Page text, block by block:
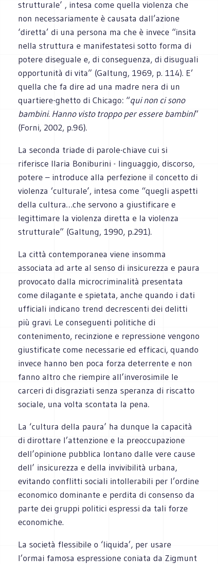
strutturale’ , intesa come quella violenza che
non necessariamente è causata dall’azione
‘diretta’ di una persona ma che è invece “insita
nella struttura e manifestatesi sotto forma di
potere diseguale e, di conseguenza, di disuguali
opportunità di vita” (Galtung, 1969, p. 114). E’
quella che fa dire ad una madre nera di un
quartiere-ghetto di Chicago: “qui non ci sono
bambini. Hanno visto troppo per essere bambini”
(Forni, 2002, p.96).
La seconda triade di parole-chiave cui si
riferisce Ilaria Boniburini - linguaggio, discorso,
potere – introduce alla perfezione il concetto di
violenza ‘culturale’, intesa come “quegli aspetti
della cultura…che servono a giustificare e
legittimare la violenza diretta e la violenza
strutturale” (Galtung, 1990, p.291).
La città contemporanea viene insomma
associata ad arte al senso di insicurezza e paura
provocato dalla microcriminalità presentata
come dilagante e spietata, anche quando i dati
ufficiali indicano trend decrescenti dei delitti
più gravi. Le conseguenti politiche di
contenimento, recinzione e repressione vengono
giustificate come necessarie ed efficaci, quando
invece hanno ben poca forza deterrente e non
fanno altro che riempire all’inverosimile le
carceri di disgraziati senza speranza di riscatto
sociale, una volta scontata la pena.
La ‘cultura della paura’ ha dunque la capacità
di dirottare l’attenzione e la preoccupazione
dell’opinione pubblica lontano dalle vere cause
dell’ insicurezza e della invivibilità urbana,
evitando conflitti sociali intollerabili per l’ordine
economico dominante e perdita di consenso da
parte dei gruppi politici espressi da tali forze
economiche.
La società flessibile o ‘liquida’, per usare
l’ormai famosa espressione coniata da Zigmunt